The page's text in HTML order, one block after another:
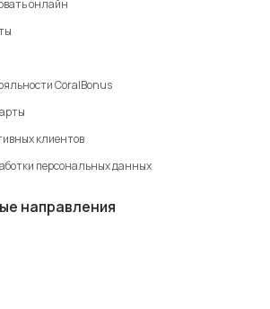
онлайн
CoralBonus
клиентов
персональных данных
направления